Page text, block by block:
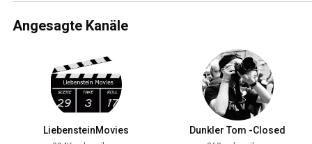
Angesagte Kanäle
LiebensteinMovies Dunkler Tom -Closed